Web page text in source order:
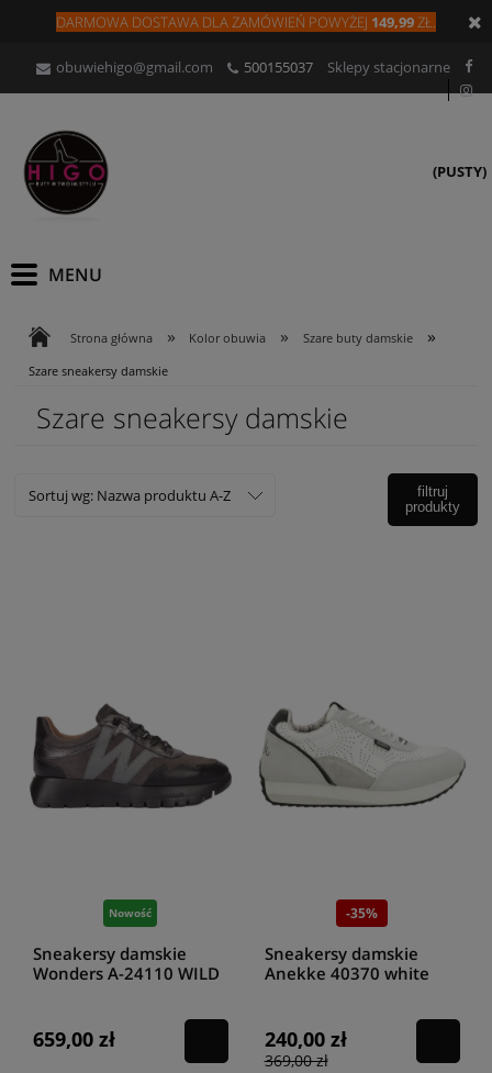
DARMOWA DOSTAWA DLAZAMÓWIEŃ POWYŻEJ 149,99ZŁ.
obuwiehigo@gmail.com 500155037 Sklepy stacjonarne
(PUSTY)
Strona główna » Kolor obuwia » Szare buty damskie »
Szare sneakersy damskie
Szare sneakersy damskie
Sortuj wg: Nazwa produktu A-Z
filtruj
produkty
Nowość
Sneakersy damskie
Wonders A-24110 WILD
659,00 zł
-35%
Sneakersy damskie
Anekke 40370 white
240,00 zł
369,00 zł